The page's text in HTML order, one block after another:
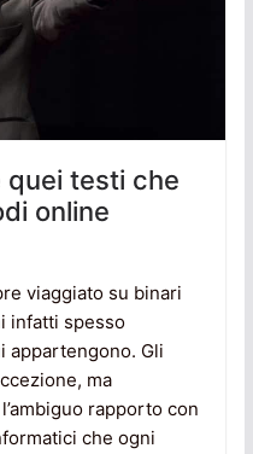
quei testi che
online
viaggiato su binari
infatti spesso
appartengono. Gli
ma
rapporto con
che ogni